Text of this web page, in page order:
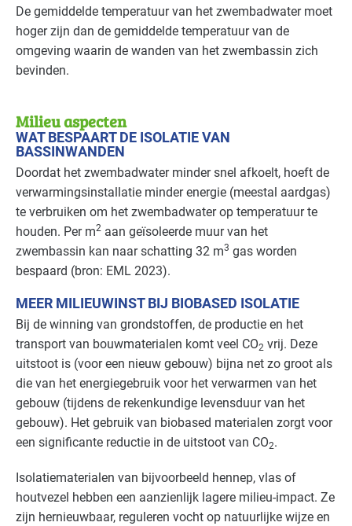
De gemiddelde temperatuur van het zwembadwater moet
hoger zijn dan de gemiddelde temperatuur van de
omgeving waarin de wanden van het zwembassin zich
bevinden.
Milieu aspecten
WAT BESPAART DE ISOLATIE VAN
BASSINWANDEN
Doordat het zwembadwater minder snel afkoelt, hoeft de
verwarmingsinstallatie minder energie (meestal aardgas)
te verbruiken om het zwembadwater op temperatuur te
houden. Per m2 aan geïsoleerde muur van het
zwembassin kan naar schatting 32 m3 gas worden
bespaard (bron: EML 2023).
MEER MILIEUWINST BIJ BIOBASED ISOLATIE
Bij de winning van grondstoffen, de productie en het
transport van bouwmaterialen komt veel CO2 vrij. Deze
uitstoot is (voor een nieuw gebouw) bijna net zo groot als
die van het energiegebruik voor het verwarmen van het
gebouw (tijdens de rekenkundige levensduur van het
gebouw). Het gebruik van biobased materialen zorgt voor
een significante reductie in de uitstoot van CO2.
Isolatiematerialen van bijvoorbeeld hennep, vlas of
houtvezel hebben een aanzienlijk lagere milieu-impact. Ze
zijn hernieuwbaar, reguleren vocht op natuurlijke wijze en